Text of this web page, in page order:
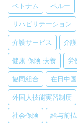
ベトナム ペルー
リハビリテーション
介護サービス 介
健康 保険 扶養 労
協同組合 在日中
外国人技能実習制度
社会保険 給与前